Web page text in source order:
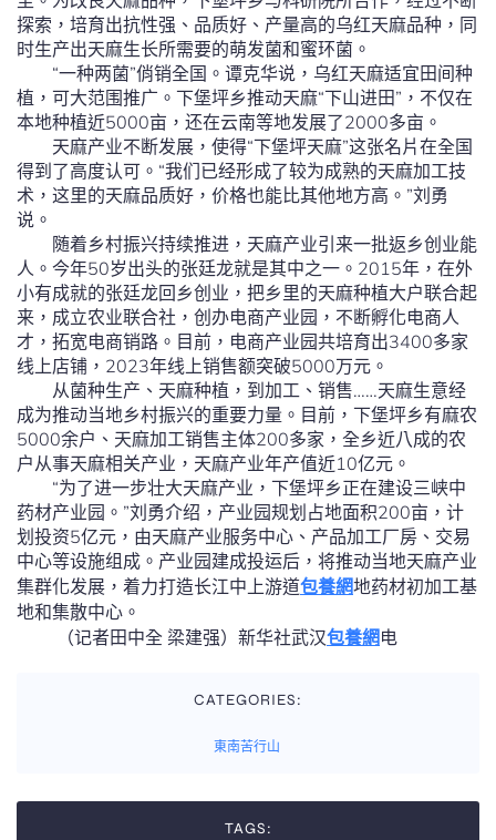
探索，培育出抗性强、品质好、产量高的乌红天麻品种，同
时生产出天麻生长所需要的萌发菌和蜜环菌。
“一种两菌”俏销全国。谭克华说，乌红天麻适宜田间种
植，可大范围推广。下堡坪乡推动天麻“下山进田”，不仅在
本地种植近5000亩，还在云南等地发展了2000多亩。
天麻产业不断发展，使得“下堡坪天麻”这张名片在全国
得到了高度认可。“我们已经形成了较为成熟的天麻加工技
术，这里的天麻品质好，价格也能比其他地方高。”刘勇
说。
随着乡村振兴持续推进，天麻产业引来一批返乡创业能
人。今年50岁出头的张廷龙就是其中之一。2015年，在外
小有成就的张廷龙回乡创业，把乡里的天麻种植大户联合起
来，成立农业联合社，创办电商产业园，不断孵化电商人
才，拓宽电商销路。目前，电商产业园共培育出3400多家
线上店铺，2023年线上销售额突破5000万元。
从菌种生产、天麻种植，到加工、销售……天麻生意经
成为推动当地乡村振兴的重要力量。目前，下堡坪乡有麻农
5000余户、天麻加工销售主体200多家，全乡近八成的农
户从事天麻相关产业，天麻产业年产值近10亿元。
“为了进一步壮大天麻产业，下堡坪乡正在建设三峡中
药材产业园。”刘勇介绍，产业园规划占地面积200亩，计
划投资5亿元，由天麻产业服务中心、产品加工厂房、交易
中心等设施组成。产业园建成投运后，将推动当地天麻产业
集群化发展，着力打造长江中上游道包養網地药材初加工基
地和集散中心。
（记者田中全 梁建强）新华社武汉包養網 电
CATEGORIES:
東南苦行山
TAGS: